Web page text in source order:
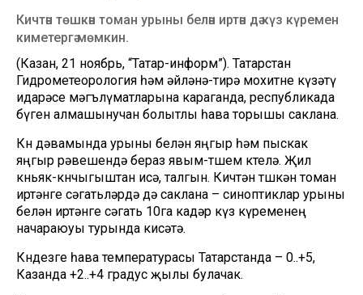
Кичтән төшкән томан урыны белән иртән дә күз күремен
киметергә мөмкин.
(Казан, 21 ноябрь, “Татар-информ”). Татарстан
Гидрометеорология һәм әйләнә-тирә мохитне күзәтү
идарәсе мәгълүматларына караганда, республикада
бүген алмашынучан болытлы һава торышы саклана.
Көн дәвамында урыны белән яңгыр һәм пыскак
яңгыр рәвешендә бераз явым-төшем көтелә. Җил
көньяк-көнчыгыштан исә, талгын. Кичтән төшкән томан
иртәнге сәгатьләрдә дә саклана – синоптиклар урыны
белән иртәнге сәгать 10га кадәр күз күременең
начараюуы турында кисәтә.
Көндезге һава температурасы Татарстанда – 0..+5,
Казанда +2..+4 градус җылы булачак.